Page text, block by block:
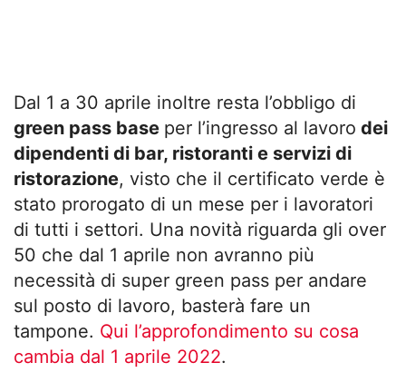
Dal 1 a 30 aprile inoltre resta l’obbligo di
green pass base per l’ingresso al lavoro dei
dipendenti di bar, ristoranti e servizi di
ristorazione, visto che il certificato verde è
stato prorogato di un mese per i lavoratori
di tutti i settori. Una novità riguarda gli over
50 che dal 1 aprile non avranno più
necessità di super green pass per andare
sul posto di lavoro, basterà fare un
tampone. Qui l’approfondimento su cosa
cambia dal 1 aprile 2022.